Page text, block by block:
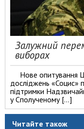
Залужний
виборах
Нове опитування
досліджень «Социс»
підтримки
у Сполученому […]
Читайте також